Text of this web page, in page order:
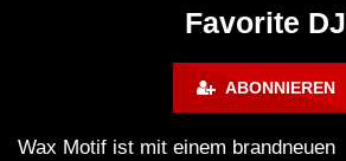
Favorite DJ
ABONNIEREN
Wax Motif ist mit einem brandneuen